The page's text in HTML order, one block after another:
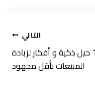
التالي
10 حيل ذكية و أفكار لزيادة
المبيعات بأقل مجهود